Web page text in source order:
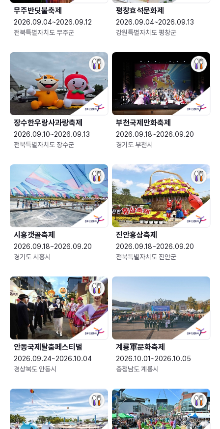
무주반딧불축제
2026.09.04~2026.09.12
전북특별자치도 무주군
평창효석문화제
2026.09.04~2026.09.13
강원특별자치도 평창군
장수한우랑사과랑축제
2026.09.10~2026.09.13
전북특별자치도 장수군
부천국제만화축제
2026.09.18~2026.09.20
경기도 부천시
시흥갯골축제
2026.09.18~2026.09.20
경기도 시흥시
진안홍삼축제
2026.09.18~2026.09.20
전북특별자치도 진안군
안동국제탈춤페스티벌
2026.09.24~2026.10.04
경상북도 안동시
2026.10.01~2026.10.05
충청남도 계룡시